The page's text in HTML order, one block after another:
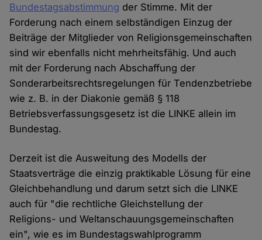
Bundestagsabstimmung der Stimme. Mit der
Forderung nach einem selbständigen Einzug der
Beiträge der Mitglieder von Religionsgemeinschaften
sind wir ebenfalls nicht mehrheitsfähig. Und auch
mit der Forderung nach Abschaffung der
Sonderarbeitsrechtsregelungen für Tendenzbetriebe
wie z. B. in der Diakonie gemäß § 118
Betriebsverfassungsgesetz ist die LINKE allein im
Bundestag.
Derzeit ist die Ausweitung des Modells der
Staatsverträge die einzig praktikable Lösung für eine
Gleichbehandlung und darum setzt sich die LINKE
auch für "die rechtliche Gleichstellung der
Religions- und Weltanschauungsgemeinschaften
ein", wie es im Bundestagswahlprogramm